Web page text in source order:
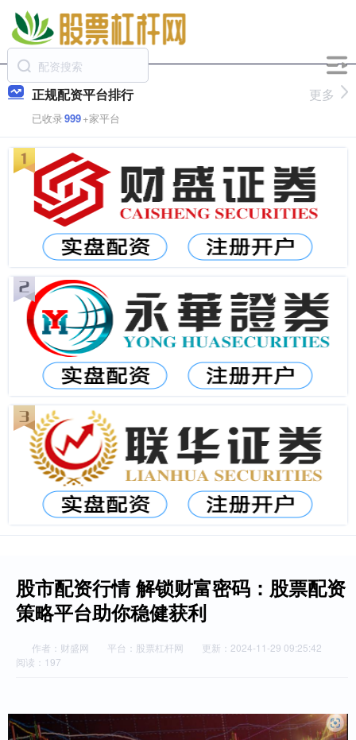
正规配资平台排行
已收录999+家平台
更多
股市配资行情 解锁财富密码：股票配资
策略平台助你稳健获利
作者：财盛网 平台：股票杠杆网
更新：2024-11-29 09:25:42
阅读：197